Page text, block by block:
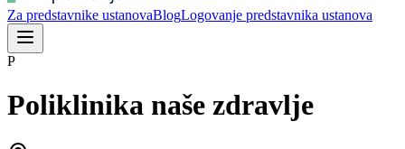
Za predstavnike ustanovaBlogLogovanje predstavnika ustanova
P
Poliklinika naše zdravlje